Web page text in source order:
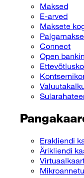
Maksed
E-arved
Maksete
Palgamakse
Connect
Open
Erakliendi
Ärikliendi